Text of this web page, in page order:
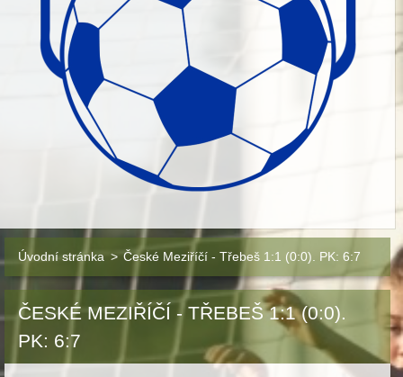
Úvodní stránka > České Meziříčí - Třebeš 1:1 (0:0). PK: 6:7
ČESKÉ MEZIŘÍČÍ - TŘEBEŠ 1:1 (0:0).
PK: 6:7